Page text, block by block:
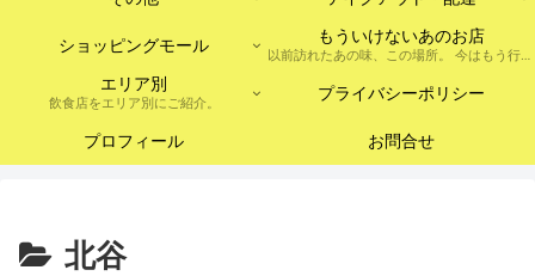
ショッピングモール もういけないあのお店
以前訪れたあの味、この場所。 今はもう行けないけれど、記憶に残しておきたいお店たちをまとめました。 ※現在は閉店・移転・店舗形態の変更などがあった場合を含みます。
エリア別
飲食店をエリア別にご紹介。 プライバシーポリシー
プロフィール お問合せ
北谷